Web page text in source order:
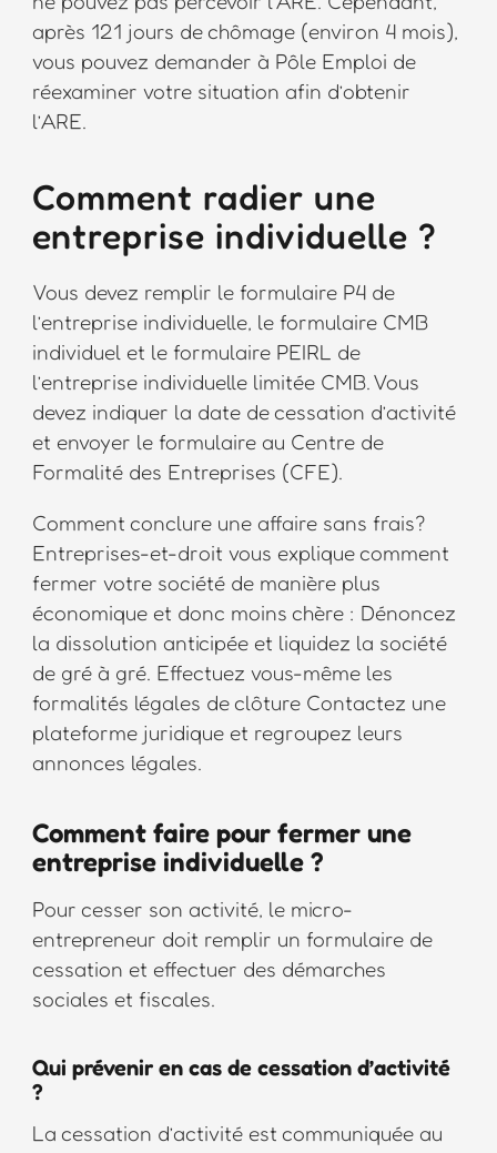
après 121 jours de chômage (environ 4 mois),
vous pouvez demander à Pôle Emploi de
réexaminer votre situation afin d’obtenir
l’ARE.
Comment radier une
entreprise individuelle ?
Vous devez remplir le formulaire P4 de
l’entreprise individuelle, le formulaire CMB
individuel et le formulaire PEIRL de
l’entreprise individuelle limitée CMB. Vous
devez indiquer la date de cessation d’activité
et envoyer le formulaire au Centre de
Formalité des Entreprises (CFE).
Comment conclure une affaire sans frais?
Entreprises-et-droit vous explique comment
fermer votre société de manière plus
économique et donc moins chère : Dénoncez
la dissolution anticipée et liquidez la société
de gré à gré. Effectuez vous-même les
formalités légales de clôture Contactez une
plateforme juridique et regroupez leurs
annonces légales.
Comment faire pour fermer une
entreprise individuelle ?
Pour cesser son activité, le micro-
entrepreneur doit remplir un formulaire de
cessation et effectuer des démarches
sociales et fiscales.
Qui prévenir en cas de cessation d’activité
?
La cessation d’activité est communiquée au